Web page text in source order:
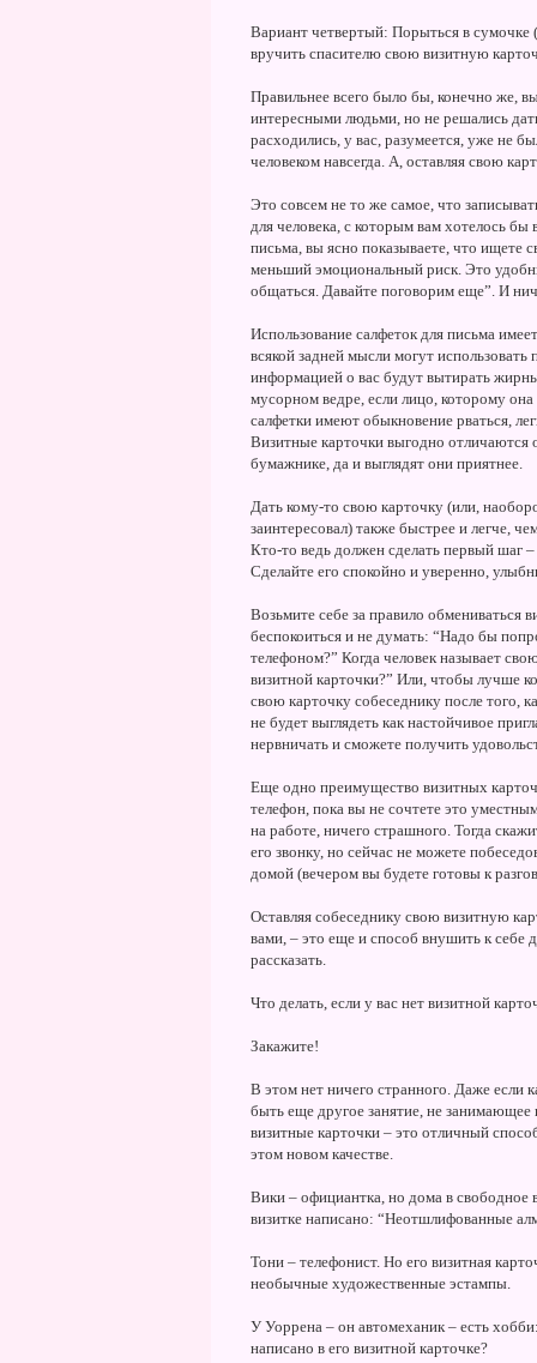
Вариант четвертый: Порыться в сумочке
вручить спасителю свою визитную
Правильнее всего было бы, конечно же,
интересными людьми, но не решались
расходились, у вас, разумеется, уже не
человеком навсегда. А, оставляя свою
Это совсем не то же самое, что
для человека, с которым вам хотелось бы
письма, вы ясно показываете, что ищете
меньший эмоциональный риск. Это
общаться. Давайте поговорим еще”. И
Использование салфеток для письма
всякой задней мысли могут
информацией о вас будут вытирать
мусорном ведре, если лицо, которому
салфетки имеют обыкновение рваться,
Визитные карточки выгодно отличаются
бумажнике, да и выглядят они приятнее.
Дать кому-то свою карточку (или,
заинтересовал) также быстрее и легче,
Кто-то ведь должен сделать первый шаг
Сделайте его спокойно и уверенно,
Возьмите себе за правило обмениваться
беспокоиться и не думать: “Надо бы
телефоном?” Когда человек называет
визитной карточки?” Или, чтобы лучше
свою карточку собеседнику после того,
не будет выглядеть как настойчивое
нервничать и сможете получить
Еще одно преимущество визитных
телефон, пока вы не сочтете это
на работе, ничего страшного. Тогда
его звонку, но сейчас не можете
домой (вечером вы будете готовы к
Оставляя собеседнику свою визитную
вами, – это еще и способ внушить к себе
рассказать.
Что делать, если у вас нет визитной
Закажите!
В этом нет ничего странного. Даже если
быть еще другое занятие, не занимающее
визитные карточки – это отличный
этом новом качестве.
Вики – официантка, но дома в
визитке написано: “Неотшлифованные
Тони – телефонист. Но его визитная
необычные художественные эстампы.
У Уоррена – он автомеханик – есть
написано в его визитной карточке?